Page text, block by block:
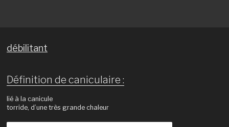
débilitant
Définition de caniculaire :
lié à la canicule
torride, d’une très grande chaleur